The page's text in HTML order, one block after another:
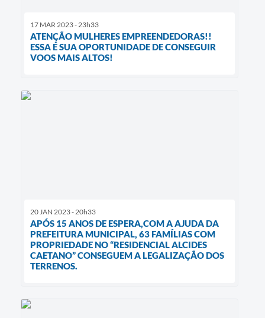
17 MAR 2023 - 23h33
ATENÇÃO MULHERES EMPREENDEDORAS!!
ESSA É SUA OPORTUNIDADE DE CONSEGUIR
VOOS MAIS ALTOS!
20 JAN 2023 - 20h33
APÓS 15 ANOS DE ESPERA,COM A AJUDA DA
PREFEITURA MUNICIPAL, 63 FAMÍLIAS COM
PROPRIEDADE NO “RESIDENCIAL ALCIDES
CAETANO” CONSEGUEM A LEGALIZAÇÃO DOS
TERRENOS.